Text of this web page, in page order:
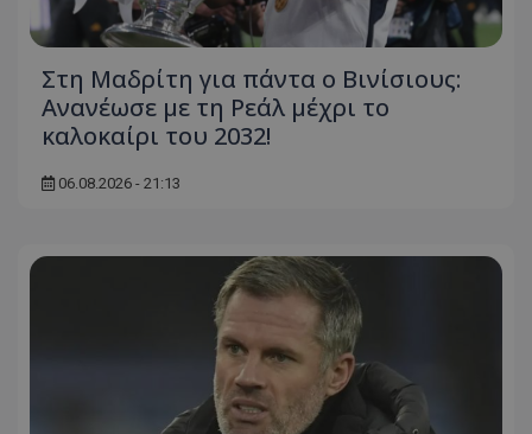
Στη Μαδρίτη για πάντα ο Βινίσιους:
Ανανέωσε με τη Ρεάλ μέχρι το
καλοκαίρι του 2032!
06.08.2026 - 21:13